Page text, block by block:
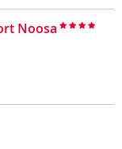
Noosa